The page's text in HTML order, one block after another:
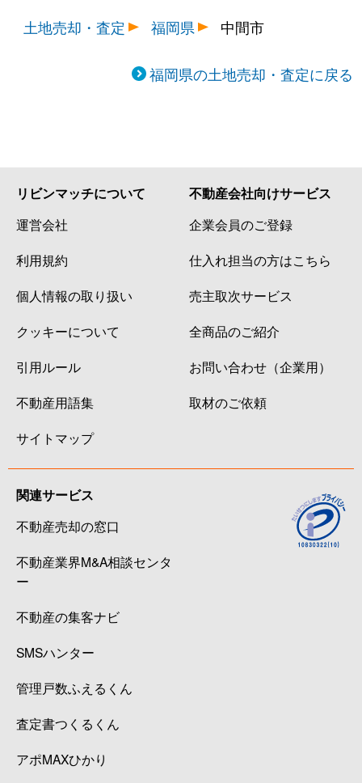
土地売却・査定
福岡県 中間市
福岡県の土地売却・査定に戻る
リビンマッチについて
運営会社
利用規約
個人情報の取り扱い
クッキーについて
引用ルール
不動産用語集
サイトマップ
不動産会社向けサービス
企業会員のご登録
仕入れ担当の方はこちら
売主取次サービス
全商品のご紹介
お問い合わせ（企業用）
取材のご依頼
関連サービス
不動産売却の窓口
不動産業界M&A相談センタ
ー
不動産の集客ナビ
SMSハンター
管理戸数ふえるくん
査定書つくるくん
アポMAXひかり